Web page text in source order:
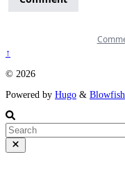
↑
© 2026
Powered by Hugo & Blowfish